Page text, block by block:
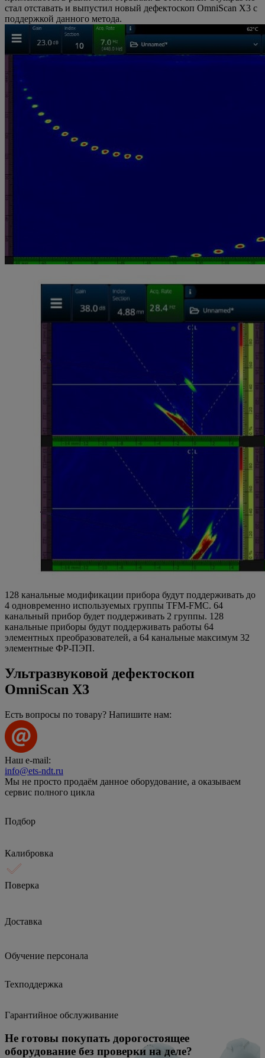
стал отставать и выпустил новый дефектоскоп OmniScan X3 с
поддержкой данного метода.
128 канальные модификации прибора будут поддерживать до
4 одновременно используемых группы TFM-FMC. 64
канальный прибор будет поддерживать 2 группы. 128
канальные приборы будут поддерживать работы 64
элементных преобразователей, а 64 канальные максимум 32
элементные ФР-ПЭП.
Ультразвуковой дефектоскоп
OmniScan X3
Есть вопросы по товару? Напишите нам:
Наш e-mail:
info@ets-ndt.ru
Мы не просто продаём данное оборудование, а оказываем
сервис полного цикла
Подбор
Калибровка
Поверка
Доставка
Обучение персонала
Техподдержка
Гарантийное обслуживание
Не готовы покупать дорогостоящее
оборудование без проверки на деле?